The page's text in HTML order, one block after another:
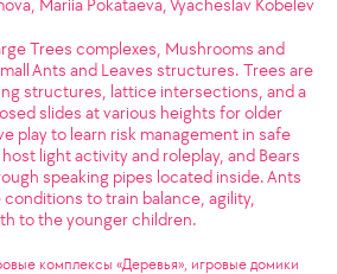
Mariia Pokataeva, Vyacheslav Kobelev
Trees complexes, Mushrooms and
Ants and Leaves structures. Trees are
structures, lattice intersections, and a
slides at various heights for older
play to learn risk management in safe
light activity and roleplay, and Bears
speaking pipes located inside. Ants
to train balance, agility,
to the younger children.
комплексы «Деревья», игровые домики